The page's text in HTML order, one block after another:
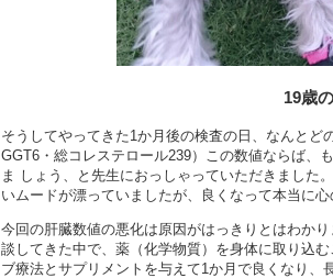
19歳
そうしてやってきた1か月後の検査の日、なんとど
GGT6・総コレステロール239）この数値ならば、
ま しょう、と先生におっしゃっていただきました
いムードが漂っていましたが、良くなって本当に心
今回の肝臓数値の悪化は原因がはっきりとはわか
談してきた中で、薬（化学物質）を身体に取り込
ブ療法とサプリメントを与えて1か月で良くなり、